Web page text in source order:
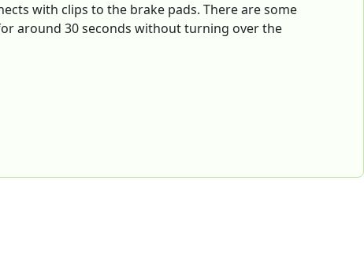
with clips to the brake pads. There are some
around 30 seconds without turning over the